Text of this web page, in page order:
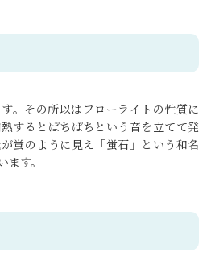
。その所以はフローライトの性質に
するとぱちぱちという音を立てて発
蛍のように見え「蛍石」という和名
す。